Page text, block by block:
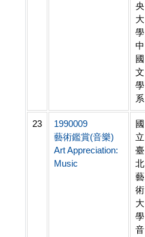
央
大
學
中
國
文
學
系
23
1990009
藝術鑑賞(音樂)
Art Appreciation:
Music
國
立
臺
北
藝
術
大
學
音